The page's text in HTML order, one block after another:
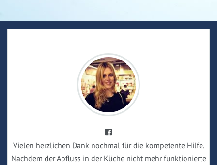
Vielen herzlichen Dank nochmal für die kompetente Hilfe.
Nachdem der Abfluss in der Küche nicht mehr funktionierte